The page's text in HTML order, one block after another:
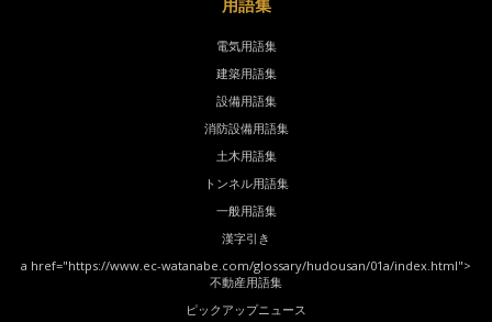
用語集
電気用語集
建築用語集
設備用語集
消防設備用語集
土木用語集
トンネル用語集
一般用語集
漢字引き
a href="https://www.ec-watanabe.com/glossary/hudousan/01a/index.html">
不動産用語集
ピックアップニュース